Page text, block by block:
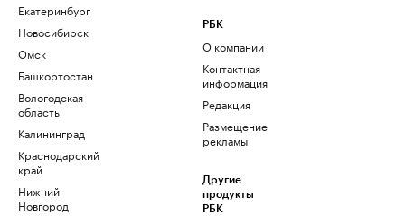
Екатеринбург
Новосибирск
Омск
Башкортостан
Вологодская
область
Калининград
Краснодарский
край
Нижний
Новгород
РБК
О компании
Контактная
информация
Редакция
Размещение
рекламы
Другие
продукты
РБК